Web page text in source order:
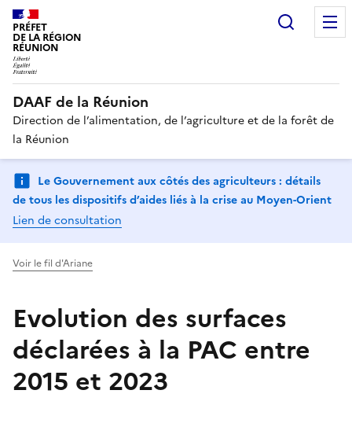
PRÉFET
DE LA RÉGION
RÉUNION
DAAF de la Réunion
Direction de l’alimentation, de l’agriculture et de la forêt de
la Réunion
Le Gouvernement aux côtés des agriculteurs : détails
de tous les dispositifs d’aides liés à la crise au Moyen-Orient
Lien de consultation
Voir le fil d'Ariane
Evolution des surfaces
déclarées à la PAC entre
2015 et 2023